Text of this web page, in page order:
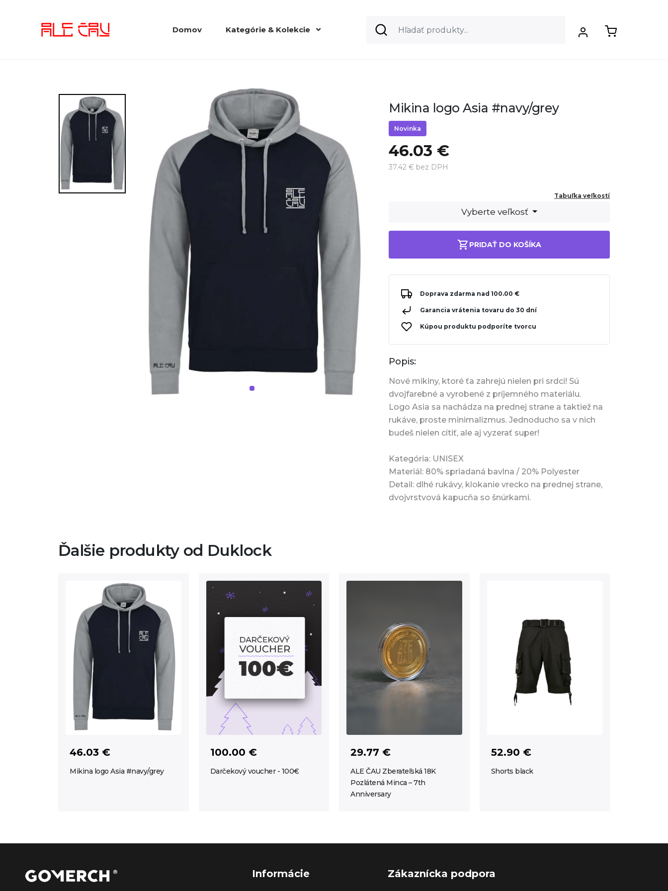
Domov Kategórie & Kolekcie
Mikina logo Asia #navy/grey
Novinka
46.03 €
37.42 € bez DPH
Tabuľka veľkostí
Vyberte veľkosť
PRIDAŤ DO KOŠÍKA
Doprava zdarma nad 100.00 €
Garancia vrátenia tovaru do 30 dní
Kúpou produktu podporíte tvorcu
Popis:
Nové mikiny, ktoré ťa zahrejú nielen pri srdci! Sú
dvojfarebné a vyrobené z príjemného materiálu.
Logo Asia sa nachádza na prednej strane a taktiež na
rukáve, proste minimalizmus. Jednoducho sa v nich
budeš nielen cítiť, ale aj vyzerať super!
Kategória: UNISEX
Materiál: 80% spriadaná bavlna / 20% Polyester
Detail: dlhé rukávy, klokanie vrecko na prednej strane,
dvojvrstvová kapucňa so šnúrkami.
Ďalšie produkty od Duklock
46.03 €
Mikina logo Asia #navy/grey
100.00 €
Darčekový voucher - 100€
29.77 €
ALE ČAU Zberateľská 18K
Pozlátená Minca – 7th
Anniversary
52.90 €
Shorts black
Informácie Zákaznícka podpora